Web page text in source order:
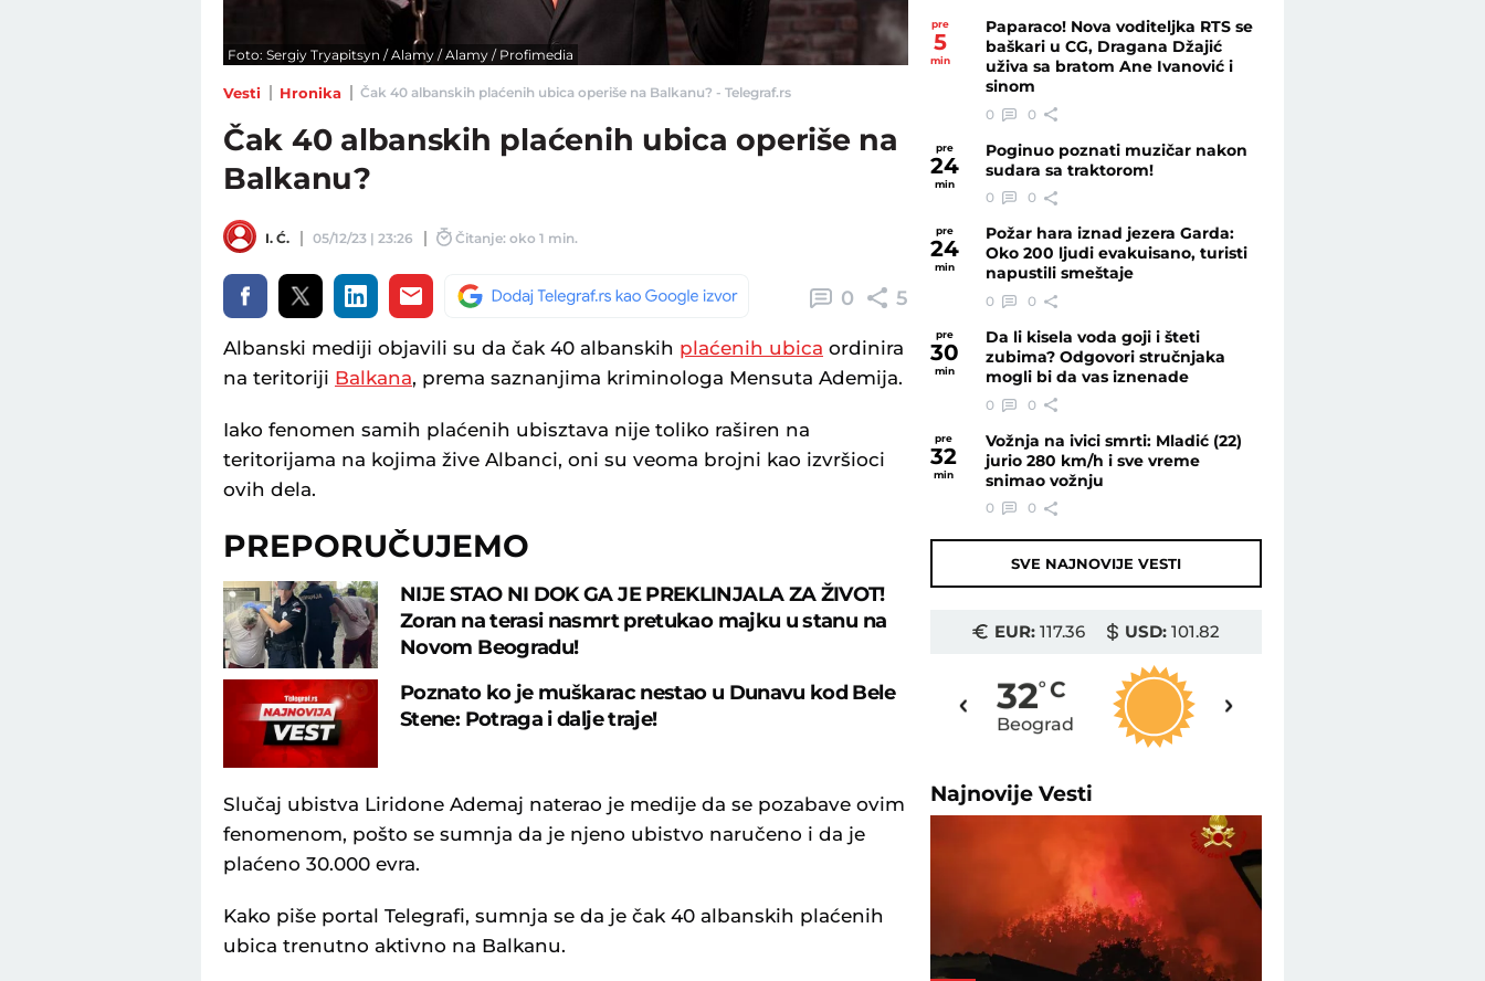
Foto: Sergiy Tryapitsyn / Alamy / Alamy / Profimedia
Vesti Hronika Čak 40 albanskih plaćenih ubica operiše na Balkanu? - Telegraf.rs
Čak 40 albanskih plaćenih ubica operiše na
Balkanu?
I. Ć. 05/12/23 | 23:26 Čitanje: oko 1 min.
0 5
Albanski mediji objavili su da čak 40 albanskih plaćenih ubica ordinira
na teritoriji Balkana, prema saznanjima kriminologa Mensuta Ademija.
Iako fenomen samih plaćenih ubisztava nije toliko raširen na
teritorijama na kojima žive Albanci, oni su veoma brojni kao izvršioci
ovih dela.
PREPORUČUJEMO
NIJE STAO NI DOK GA JE PREKLINJALA ZA ŽIVOT!
Zoran na terasi nasmrt pretukao majku u stanu na
Novom Beogradu!
Poznato ko je muškarac nestao u Dunavu kod Bele
Stene: Potraga i dalje traje!
Slučaj ubistva Liridone Ademaj naterao je medije da se pozabave ovim
fenomenom, pošto se sumnja da je njeno ubistvo naručeno i da je
plaćeno 30.000 evra.
Kako piše portal Telegrafi, sumnja se da je čak 40 albanskih plaćenih
ubica trenutno aktivno na Balkanu.
pre
5
min
Paparaco! Nova voditeljka RTS se
baškari u CG, Dragana Džajić
uživa sa bratom Ane Ivanović i
sinom
0 0
pre
24
min
Poginuo poznati muzičar nakon
sudara sa traktorom!
0 0
pre
24
min
Požar hara iznad jezera Garda:
Oko 200 ljudi evakuisano, turisti
napustili smeštaje
0 0
pre
30
min
Da li kisela voda goji i šteti
zubima? Odgovori stručnjaka
mogli bi da vas iznenade
0 0
pre
32
min
Vožnja na ivici smrti: Mladić (22)
jurio 280 km/h i sve vreme
snimao vožnju
0 0
SVE NAJNOVIJE VESTI
EUR:117.36 USD: 101.82
30 C 32o C
Beograd
NajnovijeVesti